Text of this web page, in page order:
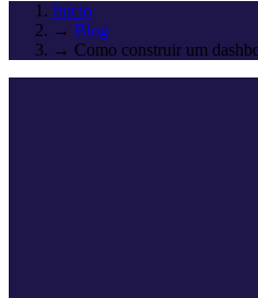
Início
→ Blog
→ Como construir um